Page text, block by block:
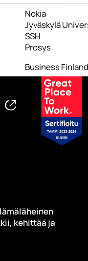
Nokia
Jyväskylä
SSH
Prosys
Business Finland
kehittää ja